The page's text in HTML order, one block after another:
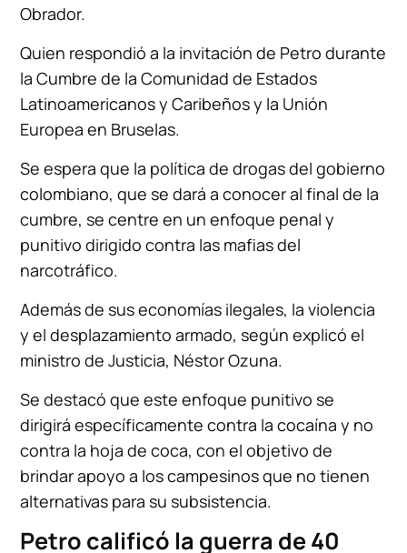
Obrador.
Quien respondió a la invitación de Petro durante
la Cumbre de la Comunidad de Estados
Latinoamericanos y Caribeños y la Unión
Europea en Bruselas.
Se espera que la política de drogas del gobierno
colombiano, que se dará a conocer al final de la
cumbre, se centre en un enfoque penal y
punitivo dirigido contra las mafias del
narcotráfico.
Además de sus economías ilegales, la violencia
y el desplazamiento armado, según explicó el
ministro de Justicia, Néstor Ozuna.
Se destacó que este enfoque punitivo se
dirigirá específicamente contra la cocaína y no
contra la hoja de coca, con el objetivo de
brindar apoyo a los campesinos que no tienen
alternativas para su subsistencia.
Petro calificó la guerra de 40